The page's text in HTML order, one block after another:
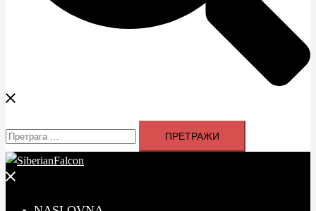
Претрага
за:
Close